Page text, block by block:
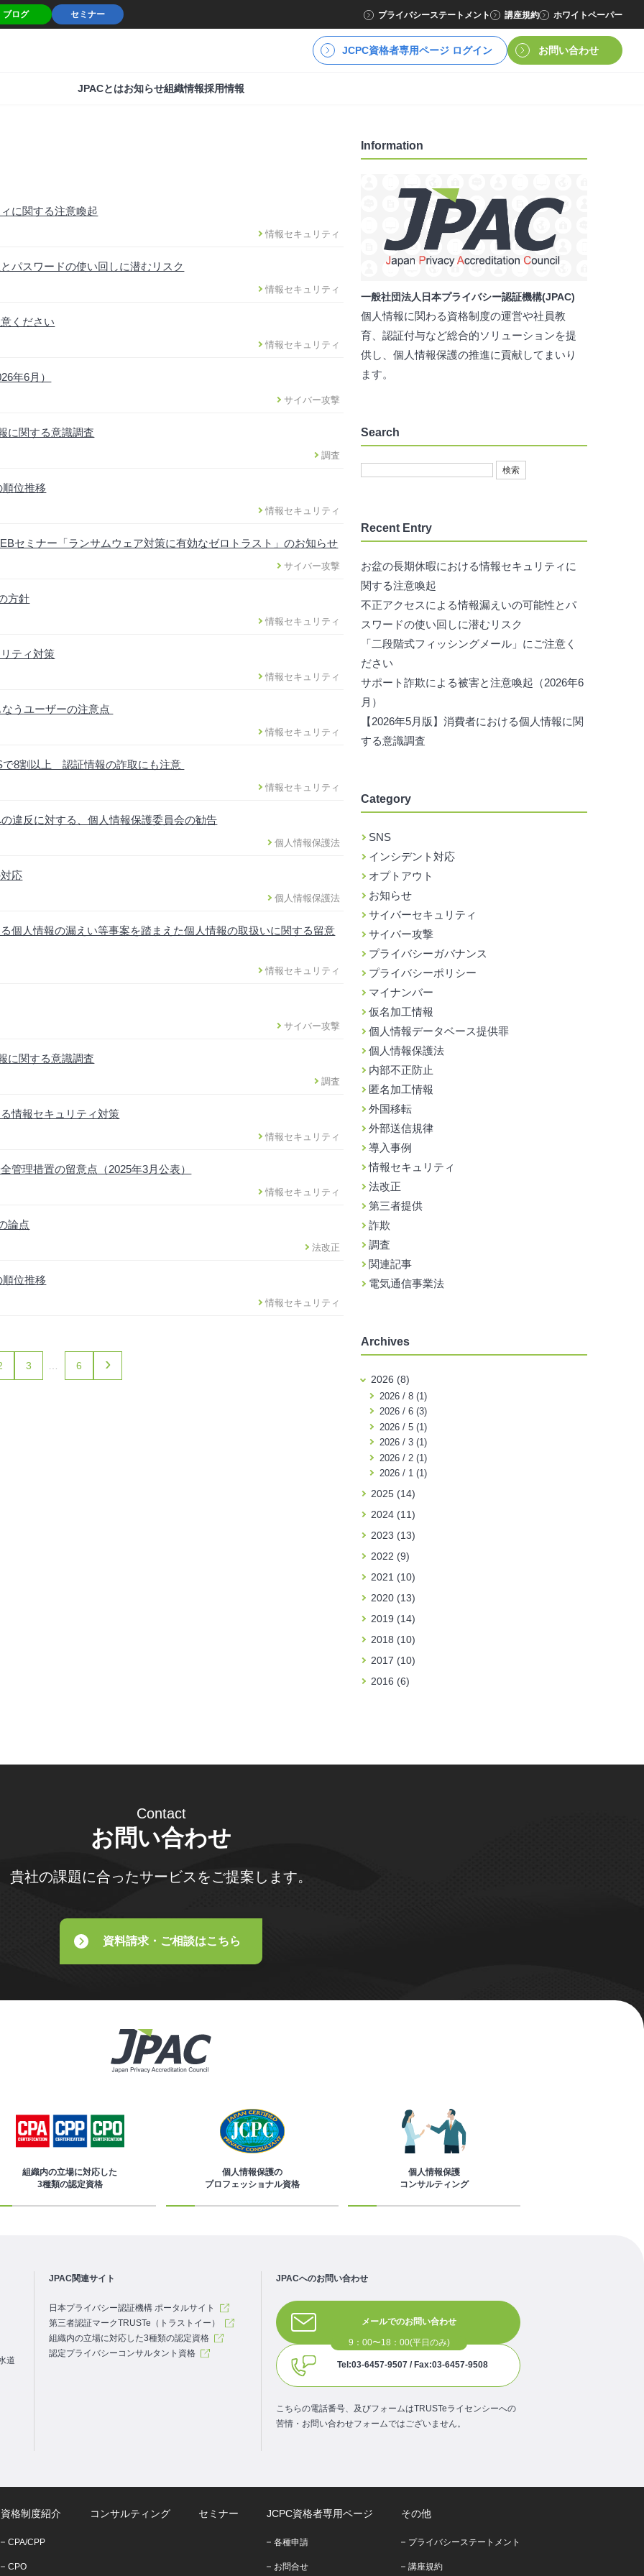
ブログ セミナー プライバシーステートメント 講座規約 ホワイトペーパー
JCPC資格者専用ページ ログイン お問い合わせ
JPACとはお知らせ組織情報採用情報
に関する注意喚起
情報セキュリティ
パスワードの使い回しに潜むリスク
情報セキュリティ
ください
情報セキュリティ
年6月）
サイバー攻撃
に関する意識調査
調査
位推移
情報セキュリティ
セミナー「ランサムウェア対策に有効なゼロトラスト」のお知らせ
サイバー攻撃
方針
情報セキュリティ
ティ対策
情報セキュリティ
うユーザーの注意点
情報セキュリティ
8割以上 認証情報の詐取にも注意
情報セキュリティ
違反に対する、個人情報保護委員会の勧告
個人情報保護法
応
個人情報保護法
個人情報の漏えい等事案を踏まえた個人情報の取扱いに関する留意
情報セキュリティ
サイバー攻撃
に関する意識調査
調査
情報セキュリティ対策
情報セキュリティ
管理措置の留意点（2025年3月公表）
情報セキュリティ
論点
法改正
位推移
情報セキュリティ
3 6 ›
Information
一般社団法人日本プライバシー認証機構(JPAC)
個人情報に関わる資格制度の運営や社員教
育、認証付与など総合的ソリューションを提
供し、個人情報保護の推進に貢献してまいり
ます。
Search
Recent Entry
お盆の長期休暇における情報セキュリティに
関する注意喚起
不正アクセスによる情報漏えいの可能性とパ
スワードの使い回しに潜むリスク
「二段階式フィッシングメール」にご注意く
ださい
サポート詐欺による被害と注意喚起（2026年6
月）
【2026年5月版】消費者における個人情報に関
する意識調査
Category
SNS
インシデント対応
オプトアウト
お知らせ
サイバーセキュリティ
サイバー攻撃
プライバシーガバナンス
プライバシーポリシー
マイナンバー
仮名加工情報
個人情報データベース提供罪
個人情報保護法
内部不正防止
匿名加工情報
外国移転
外部送信規律
導入事例
情報セキュリティ
法改正
第三者提供
詐欺
調査
関連記事
電気通信事業法
Archives
2026 (8)
2026 / 8 (1)
2026 / 6 (3)
2026 / 5 (1)
2026 / 3 (1)
2026 / 2 (1)
2026 / 1 (1)
2025 (14)
2024 (11)
2023 (13)
2022 (9)
2021 (10)
2020 (13)
2019 (14)
2018 (10)
2017 (10)
2016 (6)
Contact
お問い合わせ
貴社の課題に合ったサービスをご提案します。
資料請求・ご相談はこちら
組織内の立場に対応した
3種類の認定資格
個人情報保護の
プロフェッショナル資格
個人情報保護
コンサルティング
道
JPAC関連サイト
日本プライバシー認証機構 ポータルサイト
第三者認証マークTRUSTe（トラストイー）
組織内の立場に対応した3種類の認定資格
認定プライバシーコンサルタント資格
JPACへのお問い合わせ
メールでのお問い合わせ
Tel:03-6457-9507 / Fax:03-6457-9508
こちらの電話番号、及びフォームはTRUSTeライセンシーへの
苦情・お問い合わせフォームではございません。
資格制度紹介
CPA/CPP
CPO
コンサルティング セミナー JCPC資格者専用ページ
各種申請
お問合せ
その他
プライバシーステートメント
講座規約